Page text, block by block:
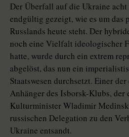
Der Überfall auf die Ukraine acht
endgültig gezeigt, wie es um das
Russlands heute steht. Der
noch eine Vielfalt ideologischer
hatte, wurde durch ein extrem
abgelöst, das nun ein
Staatswesen durchsetzt. Einer
Anhänger des Isborsk-Klubs, der
Kulturminister Wladimir
russischen Delegation zu den
Ukraine entsandt.